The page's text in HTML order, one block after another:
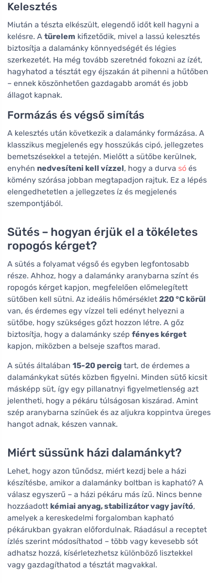
Kelesztés
Miután a tészta elkészült, elegendő időt kell hagyni a
kelésre. A türelem kifizetődik, mivel a lassú kelesztés
biztosítja a dalamánky könnyedségét és légies
szerkezetét. Ha még tovább szeretnéd fokozni az ízét,
hagyhatod a tésztát egy éjszakán át pihenni a hűtőben
– ennek köszönhetően gazdagabb aromát és jobb
állagot kapnak.
Formázás és végső simítás
A kelesztés után következik a dalamánky formázása. A
klasszikus megjelenés egy hosszúkás cipó, jellegzetes
bemetszésekkel a tetején. Mielőtt a sütőbe kerülnek,
enyhén nedvesíteni kell vízzel, hogy a durva só és
kömény szórása jobban megtapadjon rajtuk. Ez a lépés
elengedhetetlen a jellegzetes íz és megjelenés
szempontjából.
Sütés – hogyan érjük el a tökéletes
ropogós kérget?
A sütés a folyamat végső és egyben legfontosabb
része. Ahhoz, hogy a dalamánky aranybarna színt és
ropogós kérget kapjon, megfelelően előmelegített
sütőben kell sütni. Az ideális hőmérséklet 220 °C körül
van, és érdemes egy vízzel teli edényt helyezni a
sütőbe, hogy szükséges gőzt hozzon létre. A gőz
biztosítja, hogy a dalamánky szép fényes kérget
kapjon, miközben a belseje szaftos marad.
A sütés általában 15-20 percig tart, de érdemes a
dalamánkykat sütés közben figyelni. Minden sütő kicsit
másképp süt, így egy pillanatnyi figyelmetlenség azt
jelentheti, hogy a pékáru túlságosan kiszárad. Amint
szép aranybarna színűek és az aljukra koppintva üreges
hangot adnak, készen vannak.
Miért süssünk házi dalamánkyt?
Lehet, hogy azon tűnődsz, miért kezdj bele a házi
készítésbe, amikor a dalamánky boltban is kapható? A
válasz egyszerű – a házi pékáru más ízű. Nincs benne
hozzáadott kémiai anyag, stabilizátor vagy javító,
amelyek a kereskedelmi forgalomban kapható
pékárukban gyakran előfordulnak. Ráadásul a receptet
ízlés szerint módosíthatod – több vagy kevesebb sót
adhatsz hozzá, kísérletezhetsz különböző lisztekkel
vagy gazdagíthatod a tésztát magvakkal.